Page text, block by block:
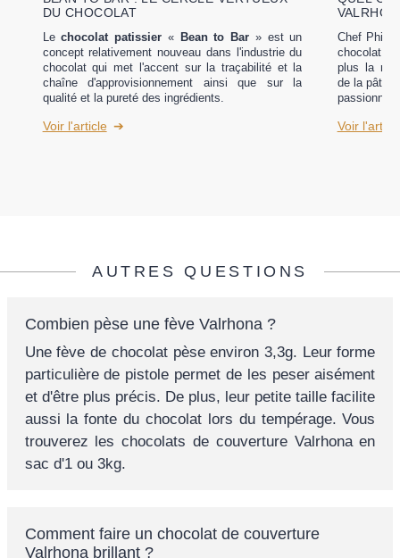
DU CHOCOLAT
Lechocolat patissier « Bean to Bar » est un
concept relativement nouveau dans l'industrie du
chocolat qui met l'accent sur la traçabilité et la
chaîne d'approvisionnement ainsi que sur la
qualité et la pureté des ingrédients.
Voir l'article
Chef
chocolat
plus la
de la
passionnés
Voir
AUTRES QUESTIONS
Combien pèse une fève Valrhona ?
Une fève de chocolat pèse environ 3,3g. Leur forme
particulière de pistole permet de les peser aisément
et d'être plus précis. De plus, leur petite taille facilite
aussi la fonte du chocolat lors du tempérage. Vous
trouverez les chocolats de couverture Valrhona en
sac d'1 ou 3kg.
Comment faire un chocolat de couverture
Valrhona brillant ?